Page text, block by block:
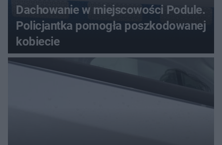
Dachowanie w miejscowości Podule.
Policjantka pomogła poszkodowanej
kobiecie